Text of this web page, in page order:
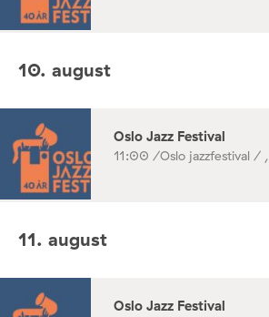
10. august
Oslo Jazz Festival
11:00 /Oslo jazzfestival / ,
11. august
Oslo Jazz Festival